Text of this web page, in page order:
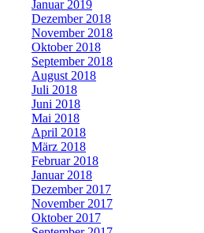
Januar 2019
Dezember 2018
November 2018
Oktober 2018
September 2018
August 2018
Juli 2018
Juni 2018
Mai 2018
April 2018
März 2018
Februar 2018
Januar 2018
Dezember 2017
November 2017
Oktober 2017